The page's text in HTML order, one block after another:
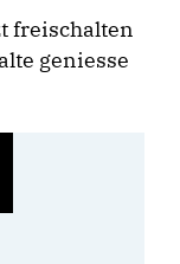
freischalten
geniesse